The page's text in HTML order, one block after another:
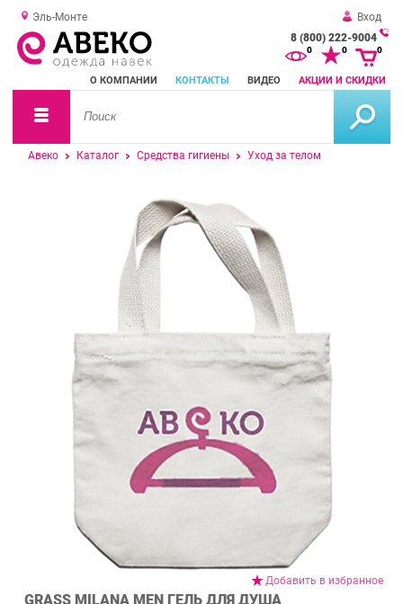
Эль-Монте
Вход
8 (800) 222-9004
О КОМПАНИИ КОНТАКТЫ ВИДЕО АКЦИИ И СКИДКИ
0 0 0
Авеко Каталог Средства гигиены Уход за телом
Добавить в избранное
GRASS MILANA MEN ГЕЛЬ ДЛЯ ДУША